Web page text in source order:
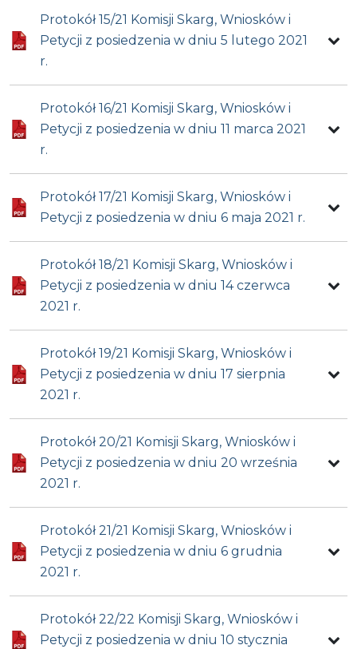
Protokół 15/21 Komisji Skarg, Wniosków i
Petycji z posiedzenia w dniu 5 lutego 2021
r.
Protokół 16/21 Komisji Skarg, Wniosków i
Petycji z posiedzenia w dniu 11 marca 2021
r.
Protokół 17/21 Komisji Skarg, Wniosków i
Petycji z posiedzenia w dniu 6 maja 2021 r.
Protokół 18/21 Komisji Skarg, Wniosków i
Petycji z posiedzenia w dniu 14 czerwca
2021 r.
Protokół 19/21 Komisji Skarg, Wniosków i
Petycji z posiedzenia w dniu 17 sierpnia
2021 r.
Protokół 20/21 Komisji Skarg, Wniosków i
Petycji z posiedzenia w dniu 20 września
2021 r.
Protokół 21/21 Komisji Skarg, Wniosków i
Petycji z posiedzenia w dniu 6 grudnia
2021 r.
Protokół 22/22 Komisji Skarg, Wniosków i
Petycji z posiedzenia w dniu 10 stycznia